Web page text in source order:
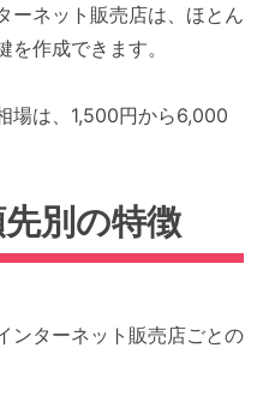
ーネット販売店は、ほとん
作成できます。
場は、1,500円から6,000
別の特徴
ンターネット販売店ごとの